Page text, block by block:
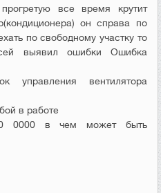
все время крутит
он справа по
по свободному участку то
выявил ошибки Ошибка
вентилятора
в работе
0000 в чем может быть